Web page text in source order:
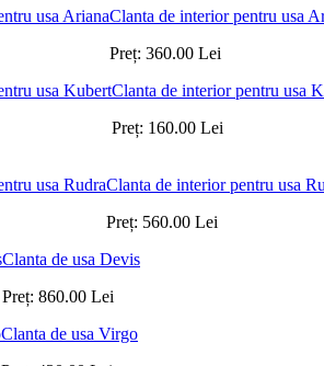
Clanta de interior pentru usa
Preț: 360.00 Lei
Clanta de interior pentru usa
Preț: 160.00 Lei
Clanta de interior pentru usa
Preț: 560.00 Lei
Clanta de usa Devis
Preț: 860.00 Lei
Clanta de usa Virgo